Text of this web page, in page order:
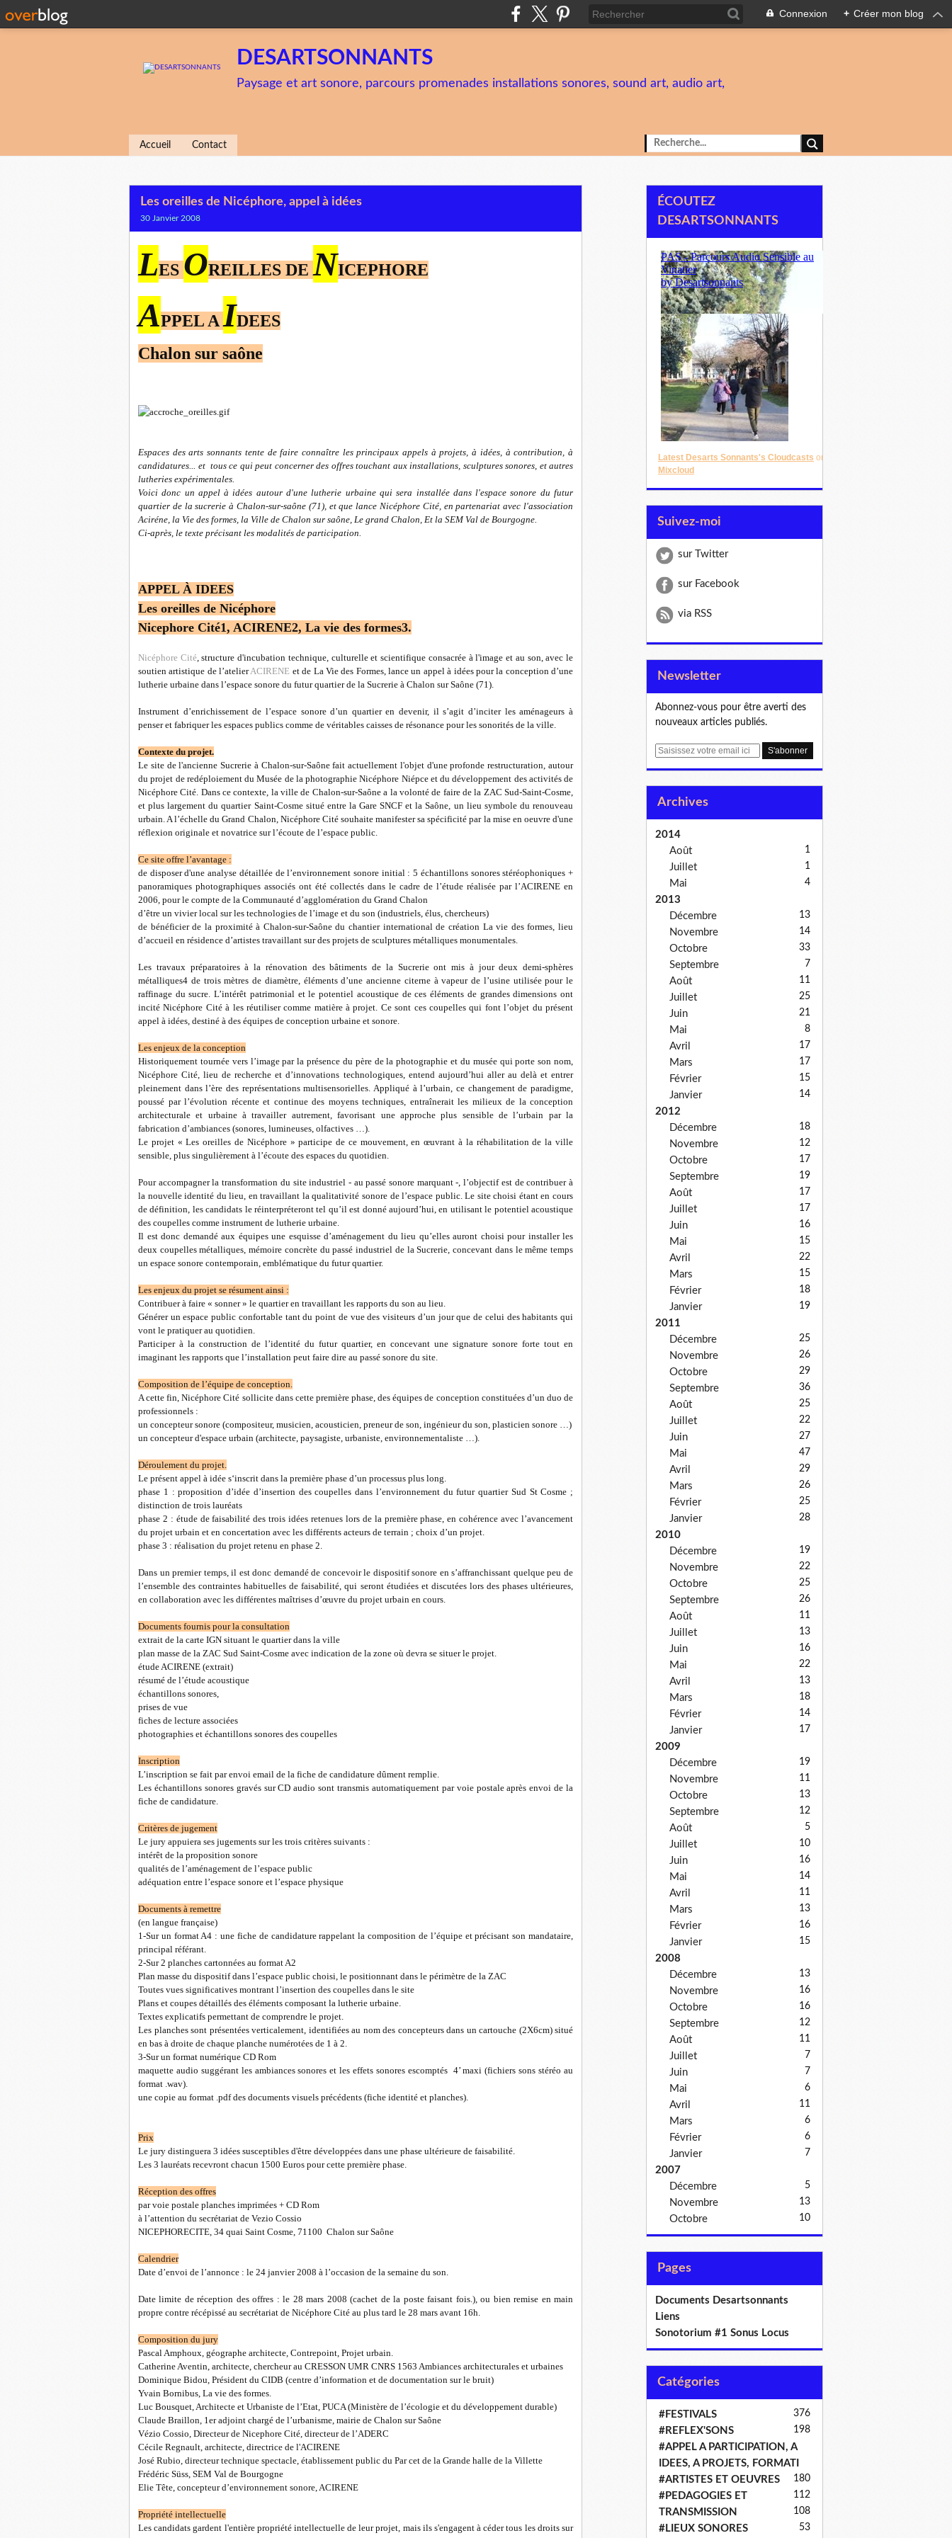
Connexion + Créer mon blog
DESARTSONNANTS
Paysage et art sonore, parcours promenades installations sonores, sound art, audio art,
Accueil Contact
Les oreilles de Nicéphore, appel à idées
30 Janvier 2008
LES OREILLES DENICEPHORE
APPEL AIDEES
Chalon sur saône
Espaces des arts sonnants tente de faire connaître les principaux appels à projets, à idées, à contribution, à
candidatures... et tous ce qui peut concerner des offres touchant aux installations, sculptures sonores, et autres
lutheries expérimentales.
Voici donc un appel à idées autour d'une lutherie urbaine qui sera installée dans l'espace sonore du futur
quartier de la sucrerie à Chalon-sur-saône (71), et que lance Nicéphore Cité, en partenariat avec l'association
Aciréne, la Vie des formes, la Ville de Chalon sur saône, Le grand Chalon, Et la SEM Val de Bourgogne.
Ci-après, le texte précisant les modalités de participation.
APPEL À IDEES
Les oreilles de Nicéphore
Nicephore Cité1, ACIRENE2, La vie des formes3.
Nicéphore Cité, structure d'incubation technique, culturelle et scientifique consacrée à l'image et au son, avec le
soutien artistique de l’atelierACIRENE et de La Vie des Formes, lance un appel à idées pour la conception d’une
lutherie urbaine dans l’espace sonore du futur quartier de la Sucrerie à Chalon sur Saône (71).
Instrument d’enrichissement de l’espace sonore d’un quartier en devenir, il s’agit d’inciter les aménageurs à
penser et fabriquer les espaces publics comme de véritables caisses de résonance pour les sonorités de la ville.
Contexte du projet.
Le site de l'ancienne Sucrerie à Chalon-sur-Saône fait actuellement l'objet d'une profonde restructuration, autour
du projet de redéploiement du Musée de la photographie Nicéphore Niépce et du développement des activités de
Nicéphore Cité. Dans ce contexte, la ville de Chalon-sur-Saône a la volonté de faire de la ZAC Sud-Saint-Cosme,
et plus largement du quartier Saint-Cosme situé entre la Gare SNCF et la Saône, un lieu symbole du renouveau
urbain. A l’échelle du Grand Chalon, Nicéphore Cité souhaite manifester sa spécificité par la mise en oeuvre d'une
réflexion originale et novatrice sur l’écoute de l’espace public.
Ce site offre l’avantage :
de disposer d'une analyse détaillée de l’environnement sonore initial : 5 échantillons sonores stéréophoniques +
panoramiques photographiques associés ont été collectés dans le cadre de l’étude réalisée par l’ACIRENE en
2006, pour le compte de la Communauté d’agglomération du Grand Chalon
d’être un vivier local sur les technologies de l’image et du son (industriels, élus, chercheurs)
de bénéficier de la proximité à Chalon-sur-Saône du chantier international de création La vie des formes, lieu
d’accueil en résidence d’artistes travaillant sur des projets de sculptures métalliques monumentales.
Les travaux préparatoires à la rénovation des bâtiments de la Sucrerie ont mis à jour deux demi-sphères
métalliques4 de trois mètres de diamètre, éléments d’une ancienne citerne à vapeur de l’usine utilisée pour le
raffinage du sucre. L’intérêt patrimonial et le potentiel acoustique de ces éléments de grandes dimensions ont
incité Nicéphore Cité à les réutiliser comme matière à projet. Ce sont ces coupelles qui font l’objet du présent
appel à idées, destiné à des équipes de conception urbaine et sonore.
Les enjeux de la conception
Historiquement tournée vers l’image par la présence du père de la photographie et du musée qui porte son nom,
Nicéphore Cité, lieu de recherche et d’innovations technologiques, entend aujourd’hui aller au delà et entrer
pleinement dans l’ère des représentations multisensorielles. Appliqué à l’urbain, ce changement de paradigme,
poussé par l’évolution récente et continue des moyens techniques, entraînerait les milieux de la conception
architecturale et urbaine à travailler autrement, favorisant une approche plus sensible de l’urbain par la
fabrication d’ambiances (sonores, lumineuses, olfactives …).
Le projet « Les oreilles de Nicéphore » participe de ce mouvement, en œuvrant à la réhabilitation de la ville
sensible, plus singulièrement à l’écoute des espaces du quotidien.
Pour accompagner la transformation du site industriel - au passé sonore marquant -, l’objectif est de contribuer à
la nouvelle identité du lieu, en travaillant la qualitativité sonore de l’espace public. Le site choisi étant en cours
de définition, les candidats le réinterpréteront tel qu’il est donné aujourd’hui, en utilisant le potentiel acoustique
des coupelles comme instrument de lutherie urbaine.
Il est donc demandé aux équipes une esquisse d’aménagement du lieu qu’elles auront choisi pour installer les
deux coupelles métalliques, mémoire concrète du passé industriel de la Sucrerie, concevant dans le même temps
un espace sonore contemporain, emblématique du futur quartier.
Les enjeux du projet se résument ainsi :
Contribuer à faire « sonner » le quartier en travaillant les rapports du son au lieu.
Générer un espace public confortable tant du point de vue des visiteurs d’un jour que de celui des habitants qui
vont le pratiquer au quotidien.
Participer à la construction de l’identité du futur quartier, en concevant une signature sonore forte tout en
imaginant les rapports que l’installation peut faire dire au passé sonore du site.
Composition de l’équipe de conception.
A cette fin, Nicéphore Cité sollicite dans cette première phase, des équipes de conception constituées d’un duo de
professionnels :
un concepteur sonore (compositeur, musicien, acousticien, preneur de son, ingénieur du son, plasticien sonore …)
un concepteur d'espace urbain (architecte, paysagiste, urbaniste, environnementaliste …).
Déroulement du projet.
Le présent appel à idée s‘inscrit dans la première phase d’un processus plus long.
phase 1 : proposition d’idée d’insertion des coupelles dans l’environnement du futur quartier Sud St Cosme ;
distinction de trois lauréats
phase 2 : étude de faisabilité des trois idées retenues lors de la première phase, en cohérence avec l’avancement
du projet urbain et en concertation avec les différents acteurs de terrain ; choix d’un projet.
phase 3 : réalisation du projet retenu en phase 2.
Dans un premier temps, il est donc demandé de concevoir le dispositif sonore en s’affranchissant quelque peu de
l’ensemble des contraintes habituelles de faisabilité, qui seront étudiées et discutées lors des phases ultérieures,
en collaboration avec les différentes maîtrises d’œuvre du projet urbain en cours.
Documents fournis pour la consultation
extrait de la carte IGN situant le quartier dans la ville
plan masse de la ZAC Sud Saint-Cosme avec indication de la zone où devra se situer le projet.
étude ACIRENE (extrait)
résumé de l’étude acoustique
échantillons sonores,
prises de vue
fiches de lecture associées
photographies et échantillons sonores des coupelles
Inscription
L’inscription se fait par envoi email de la fiche de candidature dûment remplie.
Les échantillons sonores gravés sur CD audio sont transmis automatiquement par voie postale après envoi de la
fiche de candidature.
Critères de jugement
Le jury appuiera ses jugements sur les trois critères suivants :
intérêt de la proposition sonore
qualités de l’aménagement de l’espace public
adéquation entre l’espace sonore et l’espace physique
Documents à remettre
(en langue française)
1-Sur un format A4 : une fiche de candidature rappelant la composition de l’équipe et précisant son mandataire,
principal référant.
2-Sur 2 planches cartonnées au format A2
Plan masse du dispositif dans l’espace public choisi, le positionnant dans le périmètre de la ZAC
Toutes vues significatives montrant l’insertion des coupelles dans le site
Plans et coupes détaillés des éléments composant la lutherie urbaine.
Textes explicatifs permettant de comprendre le projet.
Les planches sont présentées verticalement, identifiées au nom des concepteurs dans un cartouche (2X6cm) situé
en bas à droite de chaque planche numérotées de 1 à 2.
3-Sur un format numérique CD Rom
maquette audio suggérant les ambiances sonores et les effets sonores escomptés 4’ maxi (fichiers sons stéréo au
format .wav).
une copie au format .pdf des documents visuels précédents (fiche identité et planches).
Prix
Le jury distinguera 3 idées susceptibles d'être développées dans une phase ultérieure de faisabilité.
Les 3 lauréats recevront chacun 1500 Euros pour cette première phase.
Réception des offres
par voie postale planches imprimées + CD Rom
à l’attention du secrétariat de Vezio Cossio
NICEPHORECITE, 34 quai Saint Cosme, 71100 Chalon sur Saône
Calendrier
Date d’envoi de l’annonce : le 24 janvier 2008 à l’occasion de la semaine du son.
Date limite de réception des offres : le 28 mars 2008 (cachet de la poste faisant fois.), ou bien remise en main
propre contre récépissé au secrétariat de Nicéphore Cité au plus tard le 28 mars avant 16h.
Composition du jury
Pascal Amphoux, géographe architecte, Contrepoint, Projet urbain.
Catherine Aventin, architecte, chercheur au CRESSON UMR CNRS 1563 Ambiances architecturales et urbaines
Dominique Bidou, Président du CIDB (centre d’information et de documentation sur le bruit)
Yvain Bornibus, La vie des formes.
Luc Bousquet, Architecte et Urbaniste de l’Etat, PUCA (Ministère de l’écologie et du développement durable)
Claude Braillon, 1er adjoint chargé de l’urbanisme, mairie de Chalon sur Saône
Vézio Cossio, Directeur de Nicephore Cité, directeur de l’ADERC
Cécile Regnault, architecte, directrice de l'ACIRENE
José Rubio, directeur technique spectacle, établissement public du Par cet de la Grande halle de la Villette
Frédéric Süss, SEM Val de Bourgogne
Elie Tête, concepteur d’environnement sonore, ACIRENE
Propriété intellectuelle
Les candidats gardent l'entière propriété intellectuelle de leur projet, mais ils s'engagent à céder tous les droits sur
ÉCOUTEZ
DESARTSONNANTS
Latest Desarts Sonnants's Cloudcasts on
Mixcloud
Suivez-moi
sur Twitter
sur Facebook
via RSS
Newsletter
Abonnez-vous pour être averti des
nouveaux articles publiés.
E
Archives
2014
Août
1
Juillet 1
Mai 4
2013
Décembre
13
Novembre 14
Octobre 33
Septembre 7
Août 11
Juillet 25
Juin 21
Mai 8
Avril 17
Mars 17
Février 15
Janvier 14
2012
Décembre
18
Novembre 12
Octobre 17
Septembre 19
Août 17
Juillet 17
Juin 16
Mai 15
Avril 22
Mars 15
Février 18
Janvier 19
2011
Décembre
25
Novembre 26
Octobre 29
Septembre 36
Août 25
Juillet 22
Juin 27
Mai 47
Avril 29
Mars 26
Février 25
Janvier 28
2010
Décembre
19
Novembre 22
Octobre 25
Septembre 26
Août 11
Juillet 13
Juin 16
Mai 22
Avril 13
Mars 18
Février 14
Janvier 17
2009
Décembre
19
Novembre 11
Octobre 13
Septembre 12
Août 5
Juillet 10
Juin 16
Mai 14
Avril 11
Mars 13
Février 16
Janvier 15
2008
Décembre
13
Novembre 16
Octobre 16
Septembre 12
Août 11
Juillet 7
Juin 7
Mai 6
Avril 11
Mars 6
Février 6
Janvier 7
2007
Décembre
5
Novembre 13
Octobre 10
Pages
Documents Desartsonnants
Liens
Sonotorium #1 Sonus Locus
Catégories
#FESTIVALS 376
#REFLEX'SONS 198
#APPEL A PARTICIPATION, A
IDEES, A PROJETS, FORMATI
180
#ARTISTES ET OEUVRES
112
#PEDAGOGIES ET
TRANSMISSION
108
#LIEUX SONORES 53